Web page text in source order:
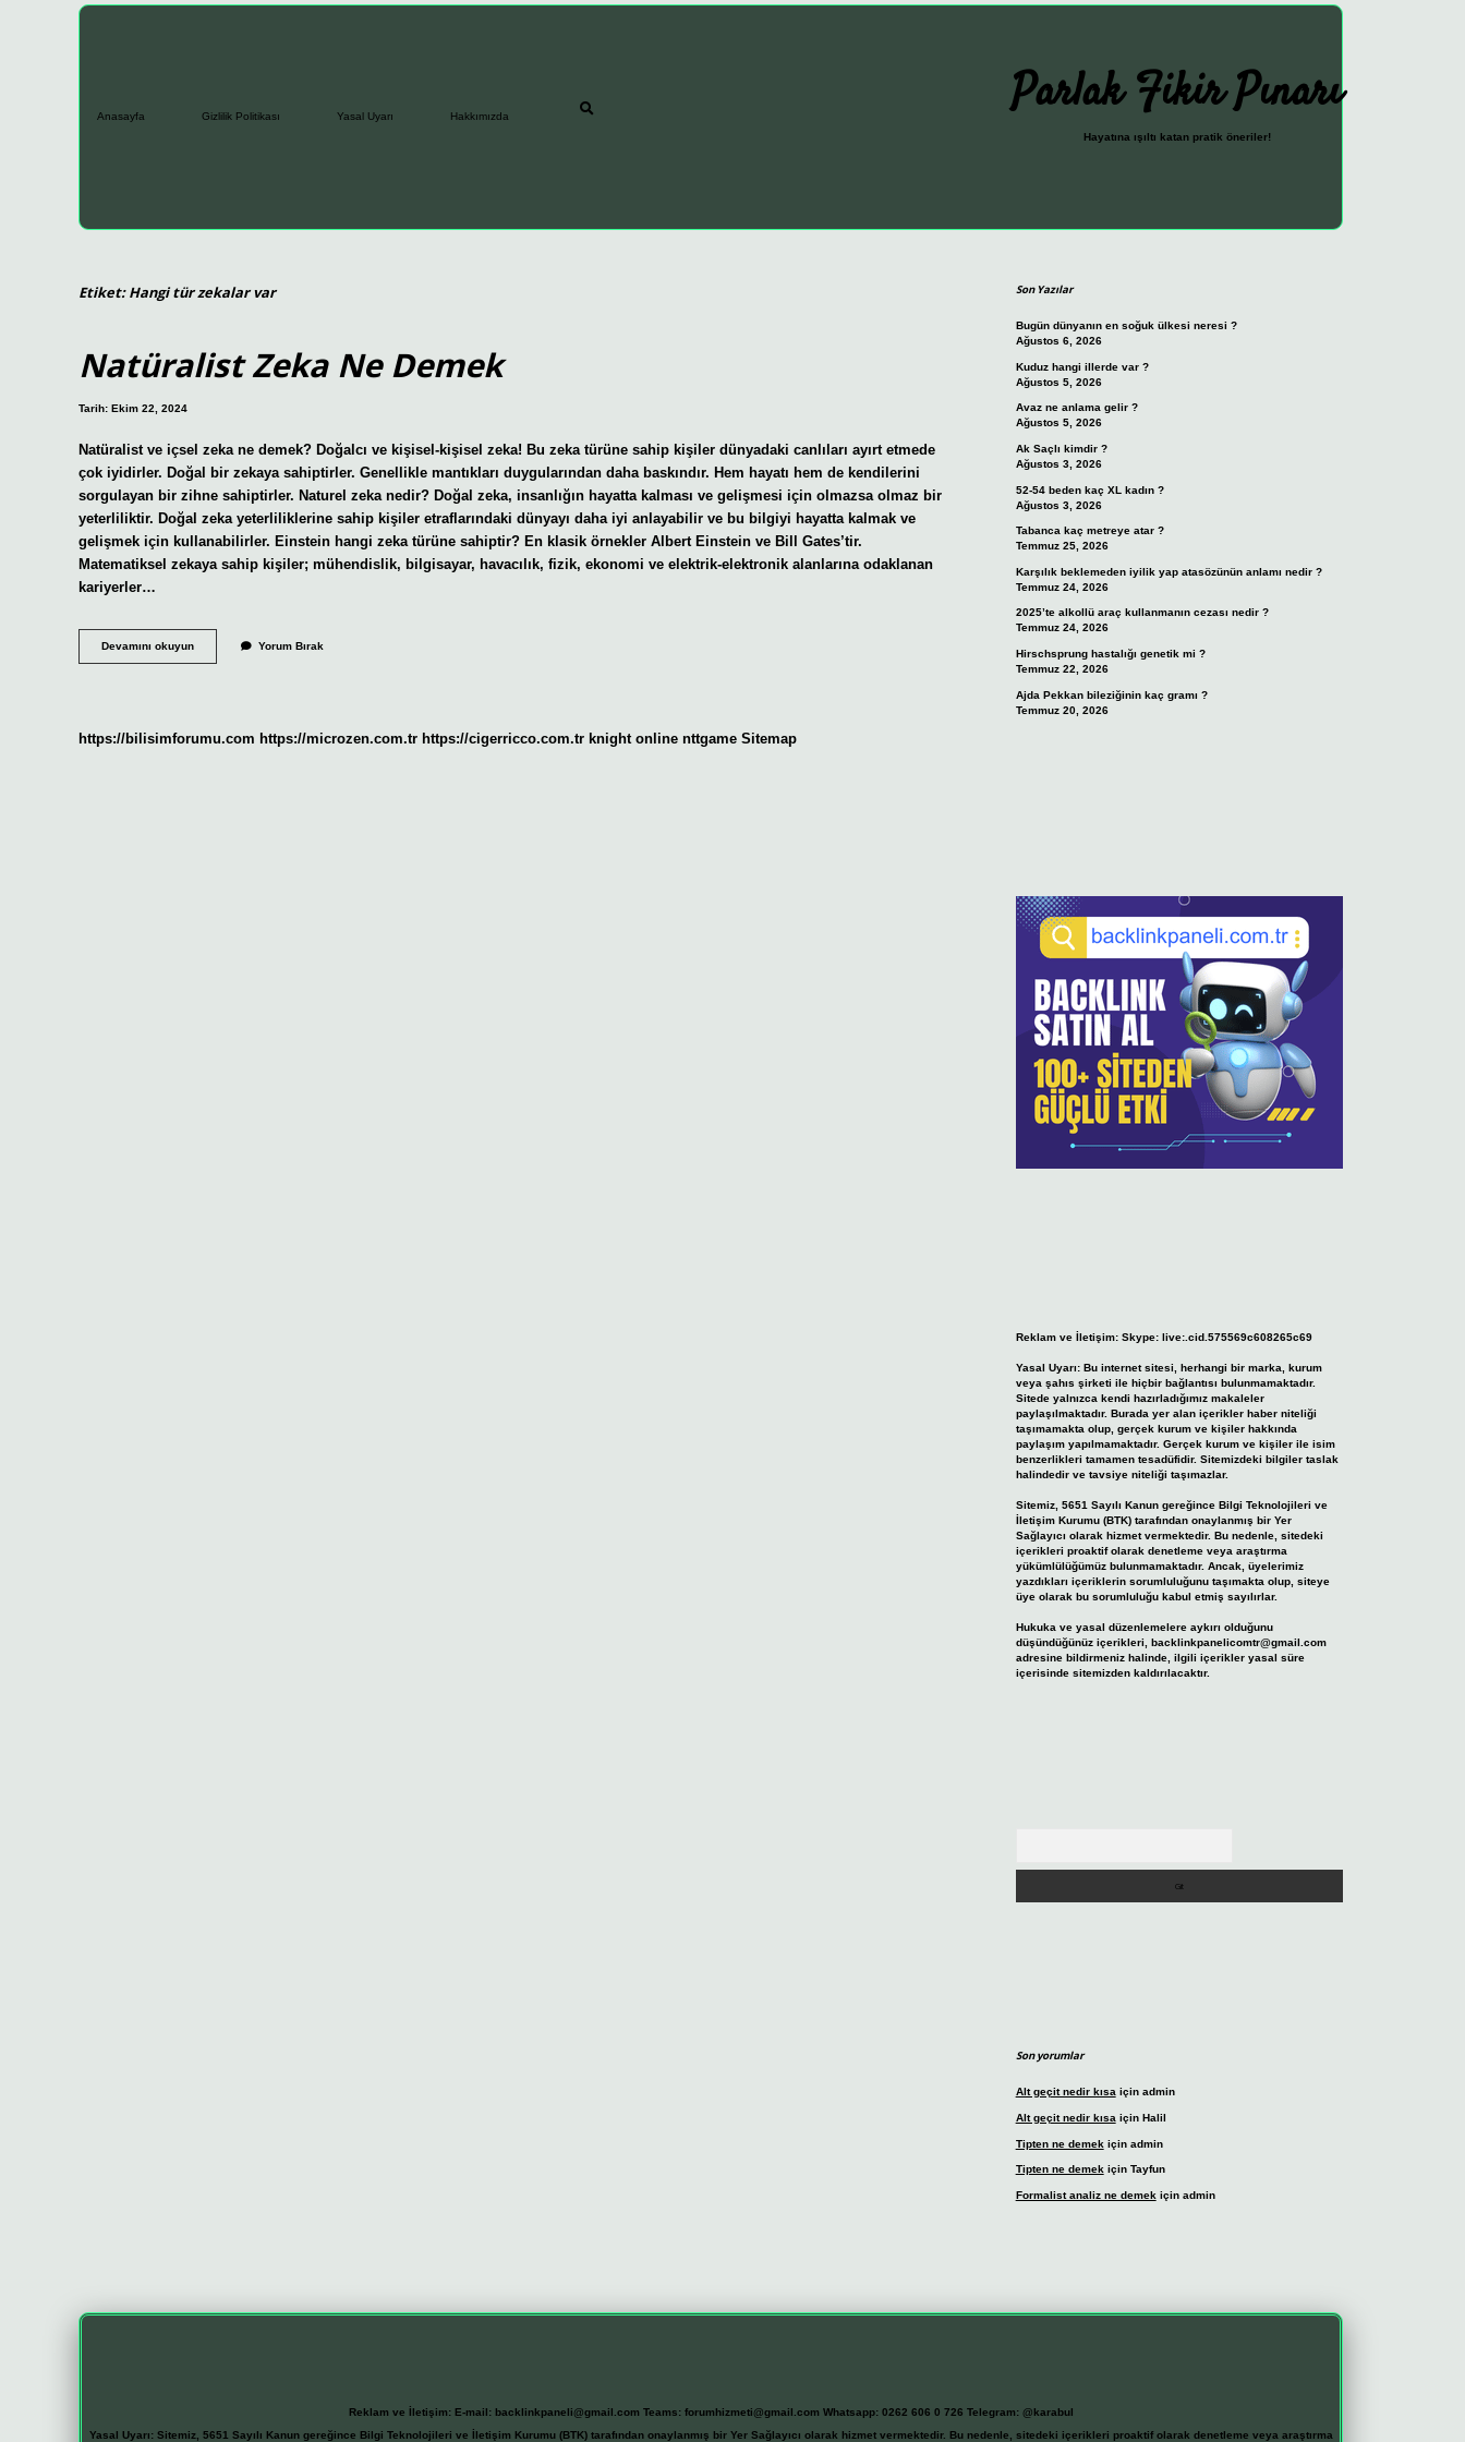
Anasayfa Gizlilik Politikası Yasal Uyarı Hakkımızda Parlak Fikir Pınarı
Hayatına ışıltı katan pratik öneriler!
Etiket:Hangi tür zekalar var
Natüralist Zeka Ne Demek
Tarih: Ekim 22, 2024
Natüralist ve içsel zeka ne demek? Doğalcı ve kişisel-kişisel zeka! Bu zeka türüne sahip kişiler dünyadaki canlıları ayırt etmede
çok iyidirler. Doğal bir zekaya sahiptirler. Genellikle mantıkları duygularından daha baskındır. Hem hayatı hem de kendilerini
sorgulayan bir zihne sahiptirler. Naturel zeka nedir? Doğal zeka, insanlığın hayatta kalması ve gelişmesi için olmazsa olmaz bir
yeterliliktir. Doğal zeka yeterliliklerine sahip kişiler etraflarındaki dünyayı daha iyi anlayabilir ve bu bilgiyi hayatta kalmak ve
gelişmek için kullanabilirler. Einstein hangi zeka türüne sahiptir? En klasik örnekler Albert Einstein ve Bill Gates’tir.
Matematiksel zekaya sahip kişiler; mühendislik, bilgisayar, havacılık, fizik, ekonomi ve elektrik-elektronik alanlarına odaklanan
kariyerler…
Devamını okuyunNatüralist
Zeka
Yorum Bırak
https://bilisimforumu.com https://microzen.com.tr https://cigerricco.com.tr knight online nttgame Sitemap
Son Yazılar
Bugün dünyanın en soğuk ülkesi neresi ?
Ağustos 6, 2026
Kuduz hangi illerde var ?
Ağustos 5, 2026
Avaz ne anlama gelir ?
Ağustos 5, 2026
Ak Saçlı kimdir ?
Ağustos 3, 2026
52-54 beden kaç XL kadın ?
Ağustos 3, 2026
Tabanca kaç metreye atar ?
Temmuz 25, 2026
Karşılık beklemeden iyilik yap atasözünün anlamı nedir ?
Temmuz 24, 2026
2025’te alkollü araç kullanmanın cezası nedir ?
Temmuz 24, 2026
Hirschsprung hastalığı genetik mi ?
Temmuz 22, 2026
Ajda Pekkan bileziğinin kaç gramı ?
Temmuz 20, 2026
Reklam ve İletişim: Skype: live:.cid.575569c608265c69
Yasal Uyarı: Bu internet sitesi, herhangi bir marka, kurum
veya şahıs şirketi ile hiçbir bağlantısı bulunmamaktadır.
Sitede yalnızca kendi hazırladığımız makaleler
paylaşılmaktadır. Burada yer alan içerikler haber niteliği
taşımamakta olup, gerçek kurum ve kişiler hakkında
paylaşım yapılmamaktadır. Gerçek kurum ve kişiler ile isim
benzerlikleri tamamen tesadüfidir. Sitemizdeki bilgiler taslak
halindedir ve tavsiye niteliği taşımazlar.
Sitemiz, 5651 Sayılı Kanun gereğince Bilgi Teknolojileri ve
İletişim Kurumu (BTK) tarafından onaylanmış bir Yer
Sağlayıcı olarak hizmet vermektedir. Bu nedenle, sitedeki
içerikleri proaktif olarak denetleme veya araştırma
yükümlülüğümüz bulunmamaktadır. Ancak, üyelerimiz
yazdıkları içeriklerin sorumluluğunu taşımakta olup, siteye
üye olarak bu sorumluluğu kabul etmiş sayılırlar.
Hukuka ve yasal düzenlemelere aykırı olduğunu
düşündüğünüz içerikleri, backlinkpanelicomtr@gmail.com
adresine bildirmeniz halinde, ilgili içerikler yasal süre
içerisinde sitemizden kaldırılacaktır.
Son yorumlar
Alt geçit nedir kısaiçin admin
Alt geçit nedir kısa için Halil
Tipten ne demek için admin
Tipten ne demek için Tayfun
Formalist analiz ne demek için admin
Reklam ve İletişim: E-mail: backlinkpaneli@gmail.com Teams: forumhizmeti@gmail.com Whatsapp: 0262 606 0 726 Telegram: @karabul
Yasal Uyarı:Sitemiz, 5651 Sayılı Kanun gereğince Bilgi Teknolojileri ve İletişim Kurumu (BTK) tarafından onaylanmış bir Yer Sağlayıcı olarak hizmet vermektedir. Bu nedenle, sitedeki içerikleri proaktif olarak denetleme veya araştırma